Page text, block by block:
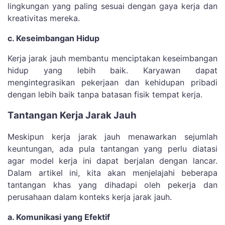
lingkungan yang paling sesuai dengan gaya kerja dan
kreativitas mereka.
c. Keseimbangan Hidup
Kerja jarak jauh membantu menciptakan keseimbangan
hidup yang lebih baik. Karyawan dapat
mengintegrasikan pekerjaan dan kehidupan pribadi
dengan lebih baik tanpa batasan fisik tempat kerja.
Tantangan Kerja Jarak Jauh
Meskipun kerja jarak jauh menawarkan sejumlah
keuntungan, ada pula tantangan yang perlu diatasi
agar model kerja ini dapat berjalan dengan lancar.
Dalam artikel ini, kita akan menjelajahi beberapa
tantangan khas yang dihadapi oleh pekerja dan
perusahaan dalam konteks kerja jarak jauh.
a. Komunikasi yang Efektif